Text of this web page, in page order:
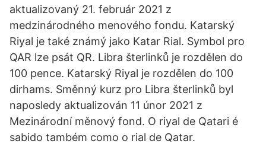
aktualizovaný 21. február 2021 z
medzinárodného menového fondu. Katarský
Riyal je také známý jako Katar Rial. Symbol pro
QAR lze psát QR. Libra šterlinků je rozdělen do
100 pence. Katarský Riyal je rozdělen do 100
dirhams. Směnný kurz pro Libra šterlinků byl
naposledy aktualizován 11 únor 2021 z
Mezinárodní měnový fond. O riyal de Qatari é
sabido também como o rial de Qatar.